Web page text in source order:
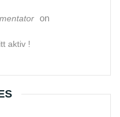
on
aktiv !